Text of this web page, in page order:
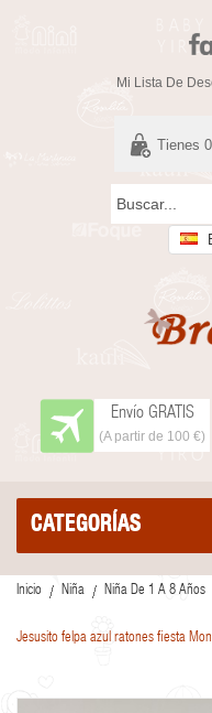
Mi Lista De
Tienes 0
Envío GRATIS
(A partir de 100 €)
CATEGORÍAS
Inicio Niña Niña De 1 A 8 Años
Jesusito felpa azul ratones fiesta